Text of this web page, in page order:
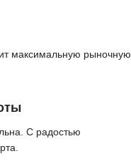
максимальную рыночную
С радостью